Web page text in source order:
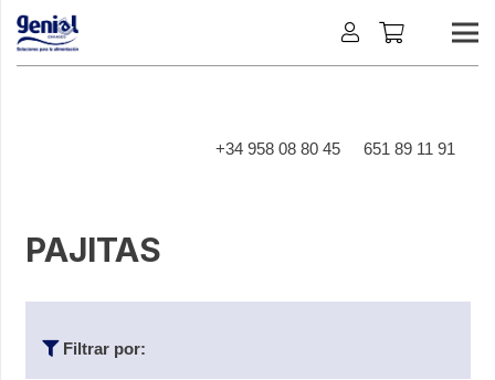
+34 958 08 80 45 651 89 11 91
PAJITAS
Filtrar por: